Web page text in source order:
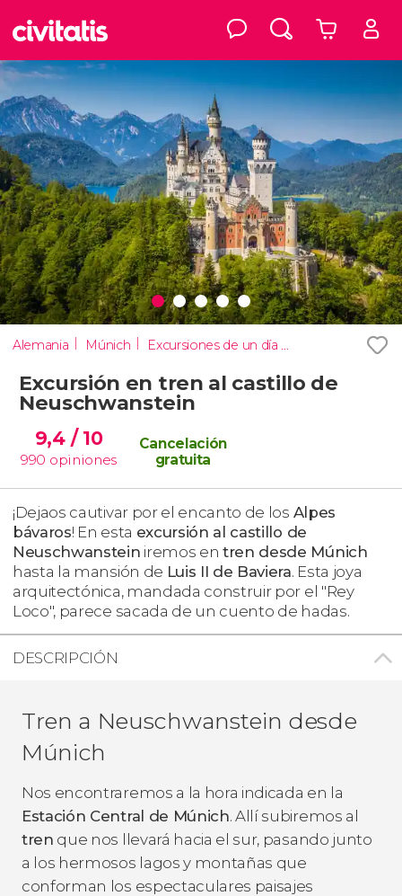
Alemania Múnich Excursiones de un día desde Múnich
Excursión en tren al castillo de
Neuschwanstein
9,4 / 10
990 opiniones
Cancelación
gratuita
¡Dejaos cautivar por el encanto de los Alpes
bávaros! En esta excursión al castillo de
Neuschwanstein iremos entren desde Múnich
hasta la mansión de Luis II de Baviera. Esta joya
arquitectónica, mandada construir por el "Rey
Loco", parece sacada de un cuento de hadas.
DESCRIPCIÓN
Tren a Neuschwanstein desde
Múnich
Nos encontraremos a la hora indicada en la
Estación Central de Múnich. Allí subiremos al
tren que nos llevará hacia el sur, pasando junto
a los hermosos lagos y montañas que
conforman los espectaculares paisajes